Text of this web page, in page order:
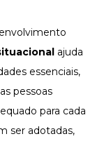
ajuda
essenciais,
pessoas
para cada
ser adotadas,